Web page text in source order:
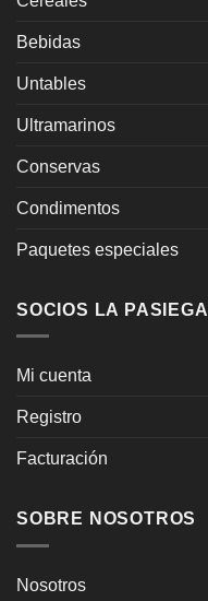
Bebidas
Untables
Ultramarinos
Conservas
Condimentos
Paquetes especiales
SOCIOS LA PASIEGA
Mi cuenta
Registro
Facturación
SOBRE NOSOTROS
Nosotros